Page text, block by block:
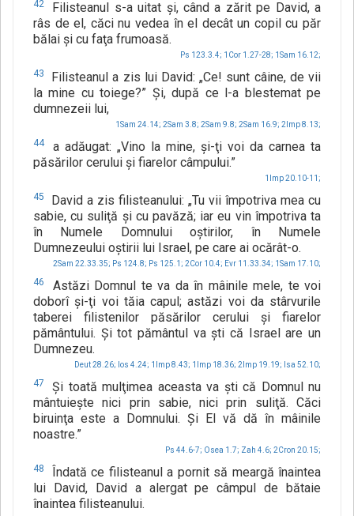
42
Filisteanul s-a uitat şi, când a zărit pe David, a
râs de el, căci nu vedea în el decât un copil cu păr
bălai şi cu faţa frumoasă.
Ps 123.3.4; 1Cor 1.27-28; 1Sam 16.12;
43
Filisteanul a zis lui David: „Ce! sunt câine, de vii
la mine cu toiege?” Şi, după ce l-a blestemat pe
dumnezeii lui,
1Sam 24.14; 2Sam 3.8; 2Sam 9.8; 2Sam 16.9; 2Imp 8.13;
44
a adăugat: „Vino la mine, şi-ţi voi da carnea ta
păsărilor cerului şi fiarelor câmpului.”
1Imp 20.10-11;
45
David a zis filisteanului: „Tu vii împotriva mea cu
sabie, cu suliţă şi cu pavăză; iar eu vin împotriva ta
în Numele Domnului oştirilor, în Numele
Dumnezeului oştirii lui Israel, pe care ai ocărât-o.
2Sam 22.33.35; Ps 124.8; Ps 125.1; 2Cor 10.4; Evr 11.33.34; 1Sam 17.10;
46
Astăzi Domnul te va da în mâinile mele, te voi
doborî şi-ţi voi tăia capul; astăzi voi da stârvurile
taberei filistenilor păsărilor cerului şi fiarelor
pământului. Şi tot pământul va şti că Israel are un
Dumnezeu.
Deut 28.26; Ios 4.24; 1Imp 8.43; 1Imp 18.36; 2Imp 19.19; Isa 52.10;
47
Şi toată mulţimea aceasta va şti că Domnul nu
mântuieşte nici prin sabie, nici prin suliţă. Căci
biruinţa este a Domnului. Şi El vă dă în mâinile
noastre.”
Ps 44.6-7; Osea 1.7; Zah 4.6; 2Cron 20.15;
48
Îndată ce filisteanul a pornit să meargă înaintea
lui David, David a alergat pe câmpul de bătaie
înaintea filisteanului.